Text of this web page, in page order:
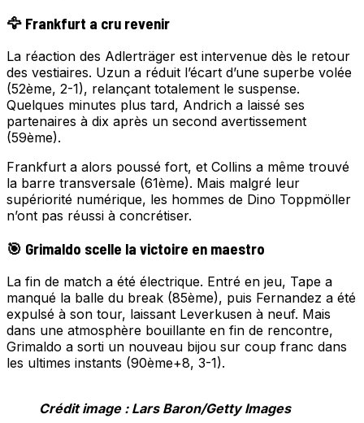
🦅 Frankfurt a cru revenir
La réaction des Adlerträger est intervenue dès le retour
des vestiaires. Uzun a réduit l’écart d’une superbe volée
(52ème, 2-1), relançant totalement le suspense.
Quelques minutes plus tard, Andrich a laissé ses
partenaires à dix après un second avertissement
(59ème).
Frankfurt a alors poussé fort, et Collins a même trouvé
la barre transversale (61ème). Mais malgré leur
supériorité numérique, les hommes de Dino Toppmöller
n’ont pas réussi à concrétiser.
🎯 Grimaldo scelle la victoire en maestro
La fin de match a été électrique. Entré en jeu, Tape a
manqué la balle du break (85ème), puis Fernandez a été
expulsé à son tour, laissant Leverkusen à neuf. Mais
dans une atmosphère bouillante en fin de rencontre,
Grimaldo a sorti un nouveau bijou sur coup franc dans
les ultimes instants (90ème+8, 3-1).
Crédit image : Lars Baron/Getty Images